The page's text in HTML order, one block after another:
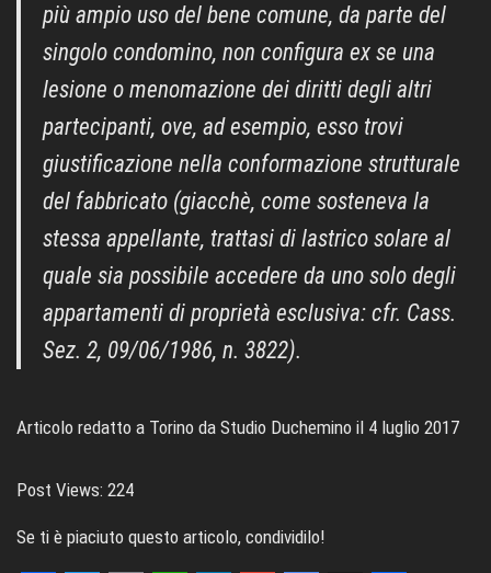
più ampio uso del bene comune, da parte del
singolo condomino, non configura ex se una
lesione o menomazione dei diritti degli altri
partecipanti, ove, ad esempio, esso trovi
giustificazione nella conformazione strutturale
del fabbricato (giacchè, come sosteneva la
stessa appellante, trattasi di lastrico solare al
quale sia possibile accedere da uno solo degli
appartamenti di proprietà esclusiva: cfr. Cass.
Sez. 2, 09/06/1986, n. 3822).
Articolo redatto a Torino da Studio Duchemino il 4 luglio 2017
Post Views: 224
Se ti è piaciuto questo articolo, condividilo!